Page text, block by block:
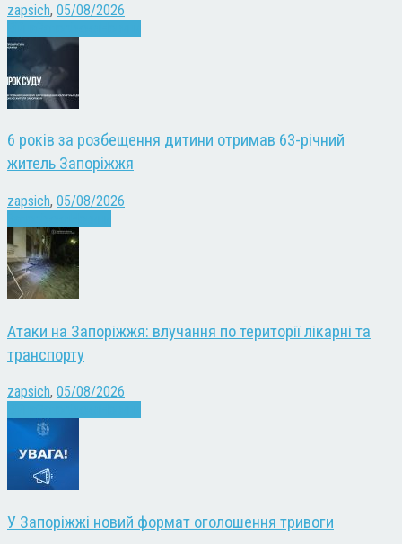
zapsich, 05/08/2026
6 років за розбещення дитини отримав 63-річний
житель Запоріжжя
zapsich, 05/08/2026
Атаки на Запоріжжя: влучання по території лікарні та
транспорту
zapsich, 05/08/2026
У Запоріжжі новий формат оголошення тривоги